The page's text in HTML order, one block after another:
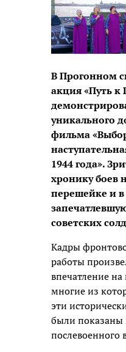
В Прогонном
акция «Путь к
уникального
фильма
1944 года».
хронику боев
перешейке и в
советских
Кадры
работы
впечатление
многие из
эти
были показаны
послевоенного